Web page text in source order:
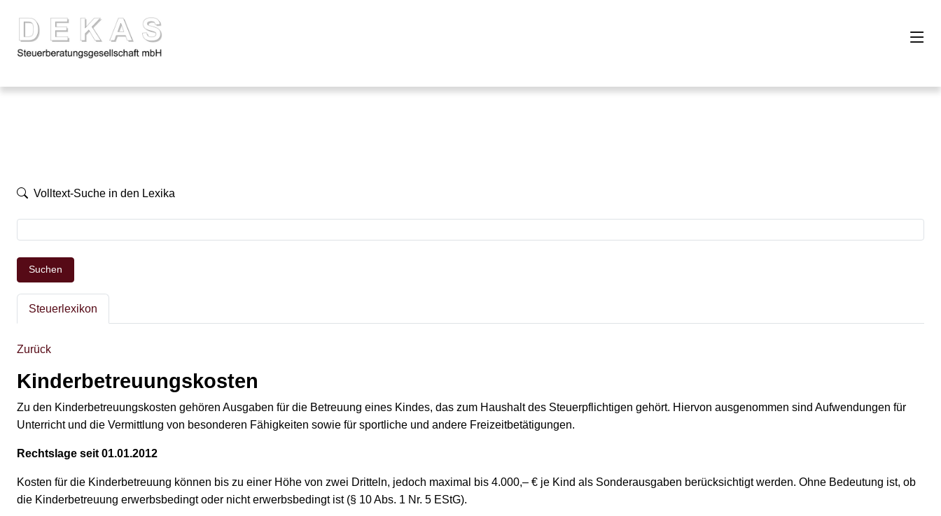
Volltext-Suche in den Lexika
Suchen
Steuerlexikon
Zurück
Kinderbetreuungskosten
Zu den Kinderbetreuungskosten gehören Ausgaben für die Betreuung eines Kindes, das zum Haushalt des Steuerpflichtigen gehört. Hiervon ausgenommen sind Aufwendungen für
Unterricht und die Vermittlung von besonderen Fähigkeiten sowie für sportliche und andere Freizeitbetätigungen.
Rechtslage seit 01.01.2012
Kosten für die Kinderbetreuung können bis zu einer Höhe von zwei Dritteln, jedoch maximal bis 4.000,– € je Kind als Sonderausgaben berücksichtigt werden. Ohne Bedeutung ist, ob
die Kinderbetreuung erwerbsbedingt oder nicht erwerbsbedingt ist (§ 10 Abs. 1 Nr. 5 EStG).